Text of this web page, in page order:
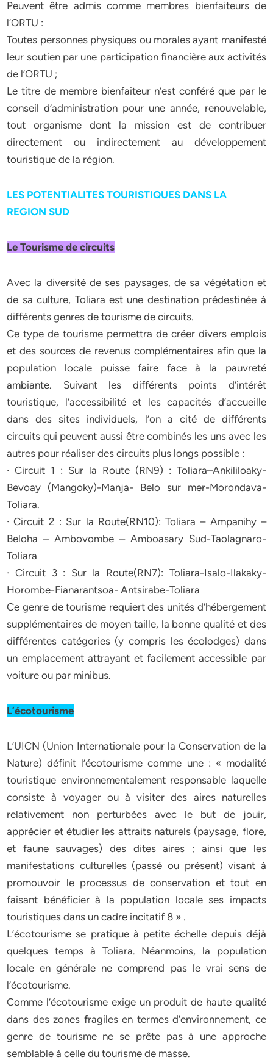
Peuvent être admis comme membres bienfaiteurs de
l’ORTU :
Toutes personnes physiques ou morales ayant manifesté
leur soutien par une participation financière aux activités
de l’ORTU ;
Le titre de membre bienfaiteur n’est conféré que par le
conseil d’administration pour une année, renouvelable,
tout organisme dont la mission est de contribuer
directement ou indirectement au développement
touristique de la région.
LES POTENTIALITES TOURISTIQUES DANS LA
REGION SUD
Le Tourisme de circuits
Avec la diversité de ses paysages, de sa végétation et
de sa culture, Toliara est une destination prédestinée à
différents genres de tourisme de circuits.
Ce type de tourisme permettra de créer divers emplois
et des sources de revenus complémentaires afin que la
population locale puisse faire face à la pauvreté
ambiante. Suivant les différents points d’intérêt
touristique, l’accessibilité et les capacités d’accueille
dans des sites individuels, l’on a cité de différents
circuits qui peuvent aussi être combinés les uns avec les
autres pour réaliser des circuits plus longs possible :
· Circuit 1 : Sur la Route (RN9) : Toliara–Ankililoaky-
Bevoay (Mangoky)-Manja- Belo sur mer-Morondava-
Toliara.
· Circuit 2 : Sur la Route(RN10): Toliara – Ampanihy –
Beloha – Ambovombe – Amboasary Sud-Taolagnaro-
Toliara
· Circuit 3 : Sur la Route(RN7): Toliara-Isalo-Ilakaky-
Horombe-Fianarantsoa- Antsirabe-Toliara
Ce genre de tourisme requiert des unités d’hébergement
supplémentaires de moyen taille, la bonne qualité et des
différentes catégories (y compris les écolodges) dans
un emplacement attrayant et facilement accessible par
voiture ou par minibus.
L’écotourisme
L’UICN (Union Internationale pour la Conservation de la
Nature) définit l’écotourisme comme une : « modalité
touristique environnementalement responsable laquelle
consiste à voyager ou à visiter des aires naturelles
relativement non perturbées avec le but de jouir,
apprécier et étudier les attraits naturels (paysage, flore,
et faune sauvages) des dites aires ; ainsi que les
manifestations culturelles (passé ou présent) visant à
promouvoir le processus de conservation et tout en
faisant bénéficier à la population locale ses impacts
touristiques dans un cadre incitatif 8 » .
L’écotourisme se pratique à petite échelle depuis déjà
quelques temps à Toliara. Néanmoins, la population
locale en générale ne comprend pas le vrai sens de
l’écotourisme.
Comme l’écotourisme exige un produit de haute qualité
dans des zones fragiles en termes d’environnement, ce
genre de tourisme ne se prête pas à une approche
semblable à celle du tourisme de masse.